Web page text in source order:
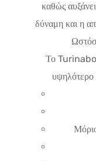
καθώς
δύναμη και η
Το Turinabol
υψηλότερο